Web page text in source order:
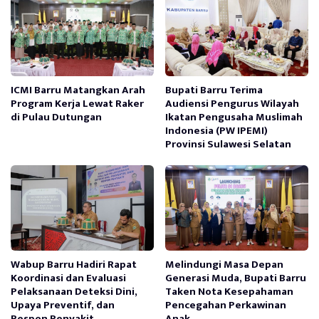
ICMI Barru Matangkan Arah
Program Kerja Lewat Raker
di Pulau Dutungan
Bupati Barru Terima
Audiensi Pengurus Wilayah
Ikatan Pengusaha Muslimah
Indonesia (PW IPEMI)
Provinsi Sulawesi Selatan
Wabup Barru Hadiri Rapat
Koordinasi dan Evaluasi
Pelaksanaan Deteksi Dini,
Upaya Preventif, dan
Melindungi Masa Depan
Generasi Muda, Bupati Barru
Taken Nota Kesepahaman
Pencegahan Perkawinan